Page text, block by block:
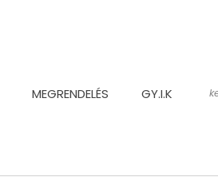
MEGRENDELÉS GY.I.K